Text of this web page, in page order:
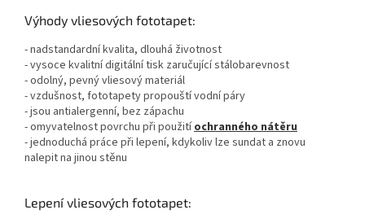
Výhody vliesových fototapet:
- nadstandardní kvalita, dlouhá životnost
- vysoce kvalitní digitální tisk zaručující stálobarevnost
- odolný, pevný vliesový materiál
- vzdušnost, fototapety propouští vodní páry
- jsou antialergenní, bez zápachu
- omyvatelnost povrchu při použitíochranného nátěru
- jednoduchá práce při lepení, kdykoliv lze sundat a znovu
nalepit na jinou stěnu
Lepení vliesových fototapet: